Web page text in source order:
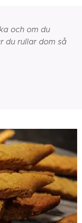
och om du
du rullar dom så